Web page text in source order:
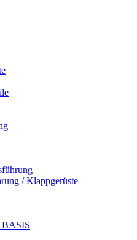
/ Klappgerüste
BASIS